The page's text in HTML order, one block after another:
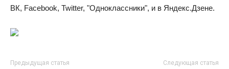
ВК, Facebook, Twitter, "Одноклассники", и в Яндекс.Дзене.
Предыдущая статья Следующая статья